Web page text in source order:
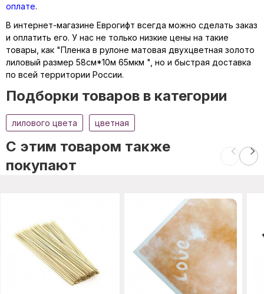
оплате.
В интернет-магазине Еврогифт всегда можно сделать заказ
и оплатить его. У нас не только низкие цены на такие
товары, как "Пленка в рулоне матовая двухцветная золото
лиловый размер 58см*10м 65мкм ", но и быстрая доставка
по всей территории России.
Подборки товаров в категории
лилового цвета цветная
C этим товаром также
покупают